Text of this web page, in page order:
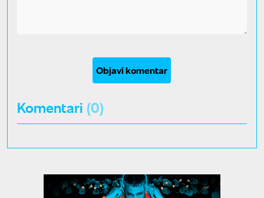
Objavi komentar
Komentari (0)